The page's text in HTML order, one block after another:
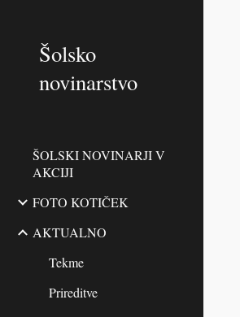
Šolsko
novinarstvo
ŠOLSKI NOVINARJI V
AKCIJI
FOTO KOTIČEK
AKTUALNO
Tekme
Prireditve